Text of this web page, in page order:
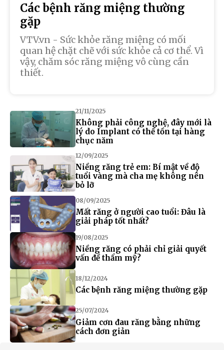
Các bệnh răng miệng thường
gặp
VTV.vn - Sức khỏe răng miệng có mối
quan hệ chặt chẽ với sức khỏe cả cơ thể. Vì
vậy, chăm sóc răng miệng vô cùng cần
thiết.
21/11/2025
Không phải công nghệ, đây mới là
lý do Implant có thể tồn tại hàng
chục năm
12/09/2025
Niềng răng trẻ em: Bí mật về độ
tuổi vàng mà cha mẹ không nên
bỏ lỡ
08/09/2025
Mất răng ở người cao tuổi: Đâu là
giải pháp tốt nhất?
19/08/2025
Niềng răng có phải chỉ giải quyết
vấn đề thẩm mỹ?
18/12/2024
Các bệnh răng miệng thường gặp
25/07/2024
Giảm cơn đau răng bằng những
cách đơn giản